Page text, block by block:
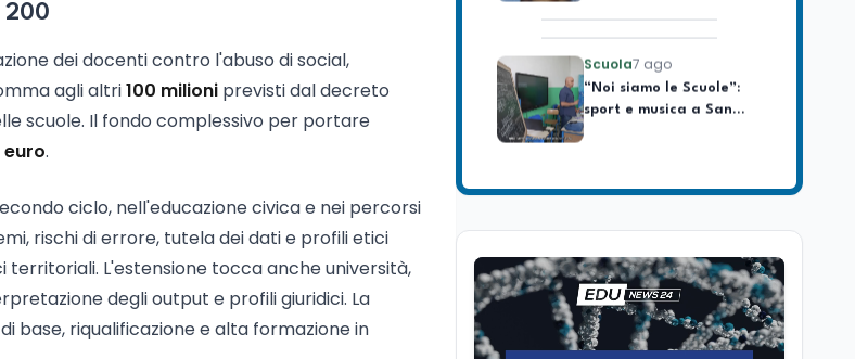
200
dei docenti contro l'abuso di social,
agli altri100 milioni previsti dal decreto
scuole. Il fondo complessivo per portare
.
ciclo, nell'educazione civica e nei percorsi
rischi di errore, tutela dei dati e profili etici
L'estensione tocca anche università,
degli output e profili giuridici. La
base, riqualificazione e alta formazione in
Scuola7 ago
“Noi siamo le Scuole”:
sport e musica a San
Miniato, STEM a Lerici
Editoriali7 ago
Camere in ferie,
riapertura il 9
settembre tra legge